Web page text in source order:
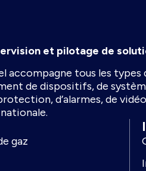
et pilotage de
accompagne tous les
de dispositifs, de
d’alarmes, de
gaz